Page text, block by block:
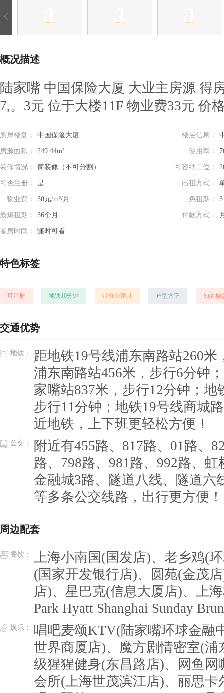
概况描述
陆家嘴 中国保险大厦 大业主房源 得
7,。3元 位于大楼11F 物业费33元 价
所属楼盘： 中国保险大厦 楼层信息：
房源面积： 249.44m² 使用率：
装修情况： 简装修（不可分割） 可容纳工位：
可否注册： 是 出租方式：
物业费： 30元/m²/月 免租期：
最短租期： 36个月 付款方式：
看房时间： 随时可看
特色标签
可注册 地铁10分钟 带办公家具 户型方正 知名楼
交通优势
地铁：
距地铁19号线浦东南路站260
浦东南路站456米，步行6分钟
家嘴站837米，步行12分钟；地
步行11分钟；地铁19号线商城
近地铁，上下班更轻松方便！
公交：
附近有455路、817路、01路、
路、798路、981路、992路、
金融城3路、隧道八线、隧道六
等多条公交线路，出行更方便！
周边配套
餐饮：
上海小南国(国发店)、老乡鸡(
(国家开发银行店)、圆苑(金茂
店)、星巴克(信息大厦店)、上
Park Hyatt Shanghai Sunday
娱乐：
唱吧麦颂KTV(陆家嘴环球金融
世界商厦店)、魔方剧情密室(浦
级猩猩健身(东昌路店)、网鱼
会所(上海世茂滨江店)、丽思卡